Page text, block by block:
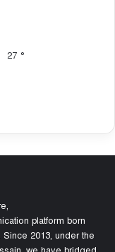
27 °
platform born
2013, under the